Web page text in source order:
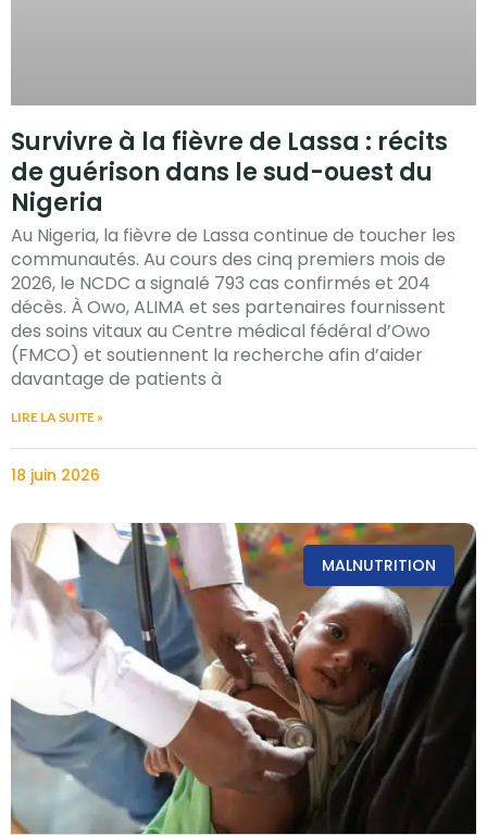
Survivre à la fièvre de Lassa : récits
de guérison dans le sud-ouest du
Nigeria
Au Nigeria, la fièvre de Lassa continue de toucher les
communautés. Au cours des cinq premiers mois de
2026, le NCDC a signalé 793 cas confirmés et 204
décès. À Owo, ALIMA et ses partenaires fournissent
des soins vitaux au Centre médical fédéral d’Owo
(FMCO) et soutiennent la recherche afin d’aider
davantage de patients à
LIRE LA SUITE »
18 juin 2026
MALNUTRITION